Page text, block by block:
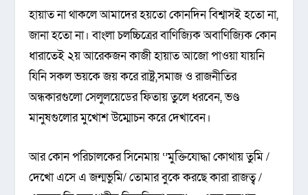
হায়াত না থাকলে আমাদের হয়তো কোনদিন বিশ্বাসই হতো না,
জানা হতো না। বাংলা চলচ্চিত্রের বাণিজ্যিক অবাণিজ্যিক কোন
ধারাতেই ২য় আরেকজন কাজী হায়াত আজো পাওয়া যায়নি
যিনি সকল ভয়কে জয় করে রাষ্ট্র,সমাজ ও রাজনীতির
অন্ধকারগুলো সেলুলয়েডের ফিতায় তুলে ধরবেন, ভণ্ড
মানুষগুলোর মুখোশ উম্মোচন করে দেখাবেন।
আর কোন পরিচালকের সিনেমায় ‘’মুক্তিযোদ্ধা কোথায় তুমি /
দেখো এসে এ জন্মভুমি/ তোমার বুকে করছে কারা রাজত্ব /